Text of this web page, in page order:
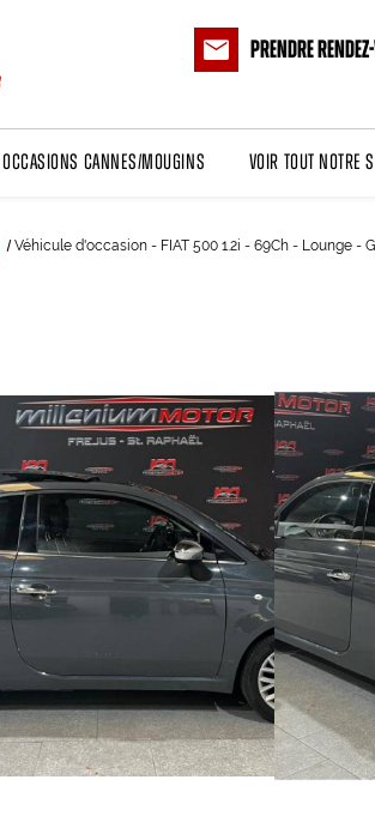
Prendre
Occasions Cannes/Mougins Voir tout notre
Véhicule d'occasion - FIAT 500 1.2i - 69Ch - Lounge -